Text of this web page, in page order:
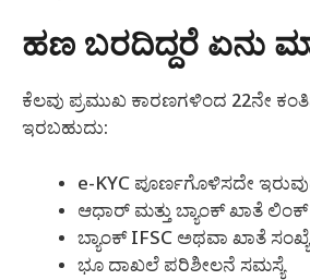
ಹಣ ಬರದಿದ್ದರೆ ಏನು
ಕೆಲವು ಪ್ರಮುಖ ಕಾರಣಗಳಿಂದ 22ನೇ
ಇರಬಹುದು:
e-KYC ಪೂರ್ಣಗೊಳಿಸದೇ
ಆಧಾರ್ ಮತ್ತು ಬ್ಯಾಂಕ್ ಖಾತೆ
ಬ್ಯಾಂಕ್ IFSC ಅಥವಾ ಖಾತೆ
ಭೂ ದಾಖಲೆ ಪರಿಶೀಲನೆ ಸಮಸ್ಯೆ